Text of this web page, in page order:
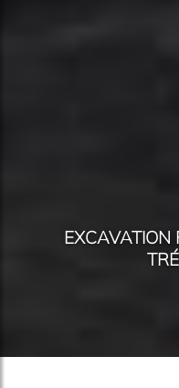
EXCAVATION